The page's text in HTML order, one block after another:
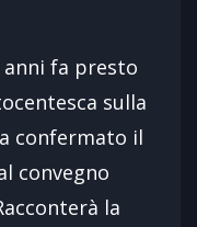
fa presto
sulla
confermato il
convegno
la